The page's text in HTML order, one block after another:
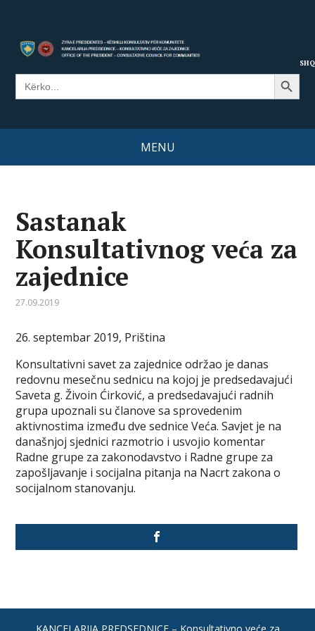
Search
for:
Search Button
MENU
Sastanak
Konsultativnog veća za
zajednice
27.09.2019
26. septembar 2019, Priština
Konsultativni savet za zajednice održao je danas
redovnu mesečnu sednicu na kojoj je predsedavajući
Saveta g. Živoin Ćirković, a predsedavajući radnih
grupa upoznali su članove sa sprovedenim
aktivnostima između dve sednice Veća. Savjet je na
današnjoj sjednici razmotrio i usvojio komentar
Radne grupe za zakonodavstvo i Radne grupe za
zapošljavanje i socijalna pitanja na Nacrt zakona o
socijalnom stanovanju.